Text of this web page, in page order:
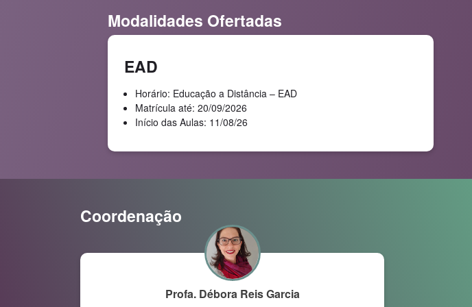
Modalidades Ofertadas
EAD
Horário: Educação a Distância – EAD
Matrícula até: 20/09/2026
Início das Aulas: 11/08/26
Coordenação
Profa. Débora Reis Garcia